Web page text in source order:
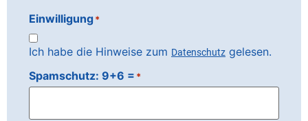
Einwilligung*
Ich habe die Hinweise zum Datenschutz gelesen.
Spamschutz: 9+6 = *